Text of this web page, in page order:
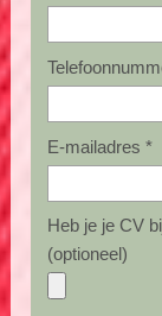
E-mailadres *
Heb je je CV
(optioneel)